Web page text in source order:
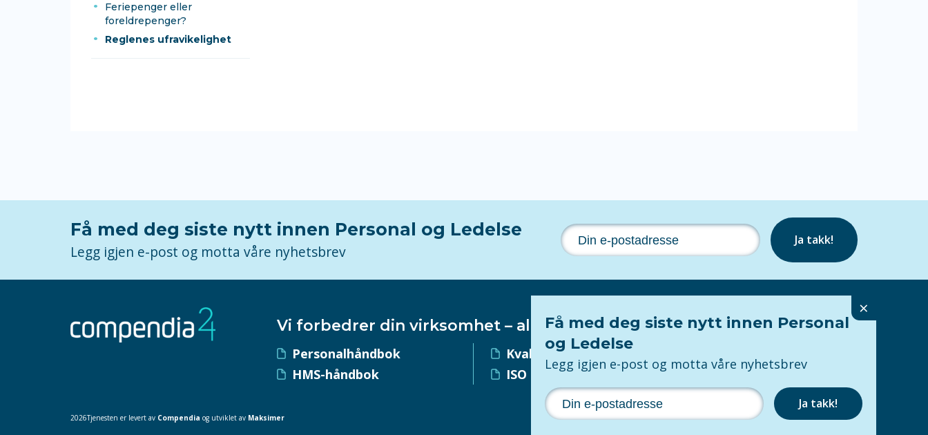
Feriepenger eller
foreldrepenger?
Reglenes ufravikelighet
Få med deg siste nytt innen Personal og Ledelse
Legg igjen e-post og motta våre nyhetsbrev
Ja takk!
Vi forbedrer din virksomhet – alltid!
Personalhåndbok
HMS-håndbok
Kvalitetssystem
ISO 9001-sertifisering
Personvern
2026Tjenesten er levert av Compendia og utviklet av Maksimer
×
Få med deg siste nytt innen Personal
og Ledelse
Legg igjen e-post og motta våre nyhetsbrev
Ja takk!